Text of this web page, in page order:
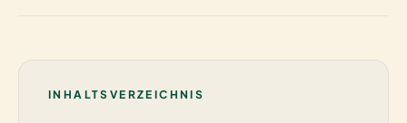
INHALTSVERZEICHNIS